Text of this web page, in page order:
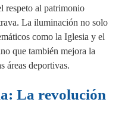
respeto al patrimonio
La iluminación no solo
como la Iglesia y el
que también mejora la
áreas deportivas.
La revolución